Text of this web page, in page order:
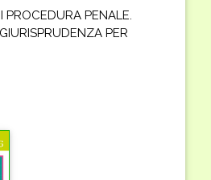
PROCEDURA PENALE.
PER